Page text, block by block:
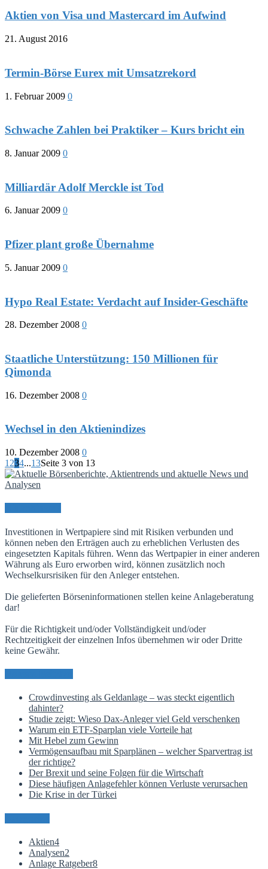
Aktien von Visa und Mastercard im Aufwind
21. August 2016
Termin-Börse Eurex mit Umsatzrekord
1. Februar 2009 0
Schwache Zahlen bei Praktiker – Kurs bricht ein
8. Januar 2009 0
Milliardär Adolf Merckle ist Tod
6. Januar 2009 0
Pfizer plant große Übernahme
5. Januar 2009 0
Hypo Real Estate: Verdacht auf Insider-Geschäfte
28. Dezember 2008 0
Staatliche Unterstützung: 150 Millionen für
Qimonda
16. Dezember 2008 0
Wechsel in den Aktienindizes
10. Dezember 2008 0
1 234...13Seite 3 von 13
Investitionen in Wertpapiere sind mit Risiken verbunden und
können neben den Erträgen auch zu erheblichen Verlusten des
eingesetzten Kapitals führen. Wenn das Wertpapier in einer anderen
Währung als Euro erworben wird, können zusätzlich noch
Wechselkursrisiken für den Anleger entstehen.
Die gelieferten Börseninformationen stellen keine Anlageberatung
dar!
Für die Richtigkeit und/oder Vollständigkeit und/oder
Rechtzeitigkeit der einzelnen Infos übernehmen wir oder Dritte
keine Gewähr.
Crowdinvesting als Geldanlage – was steckt eigentlich
dahinter?
Studie zeigt: Wieso Dax-Anleger viel Geld verschenken
Warum ein ETF-Sparplan viele Vorteile hat
Mit Hebel zum Gewinn
Vermögensaufbau mit Sparplänen – welcher Sparvertrag ist
der richtige?
Der Brexit und seine Folgen für die Wirtschaft
Diese häufigen Anlagefehler können Verluste verursachen
Die Krise in der Türkei
Aktien4
Analysen2
Anlage Ratgeber8